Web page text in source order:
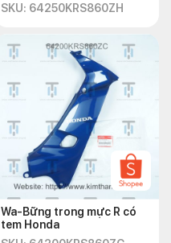
SKU: 64250KRS860ZH
Wa-Bững trong mực R có
tem Honda